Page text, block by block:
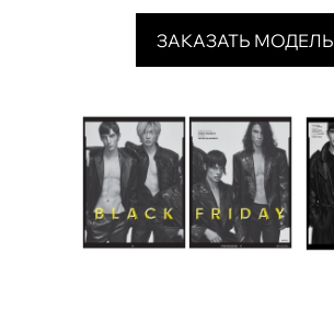
ЗАКАЗАТЬ МОДЕЛЬ